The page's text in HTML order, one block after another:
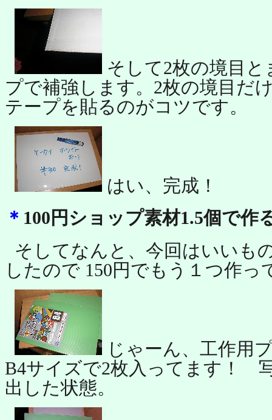
そして2枚の境目
プで補強します。2枚の境目だ
テープを貼るのがコツです。
はい、完成！
＊ 100円ショップ素材1.5個で作
そしてなんと、今回はいいも
したので 150円でもう１つ作っ
じゃーん、工作用
B4サイズで2枚入ってます！
出した状態。